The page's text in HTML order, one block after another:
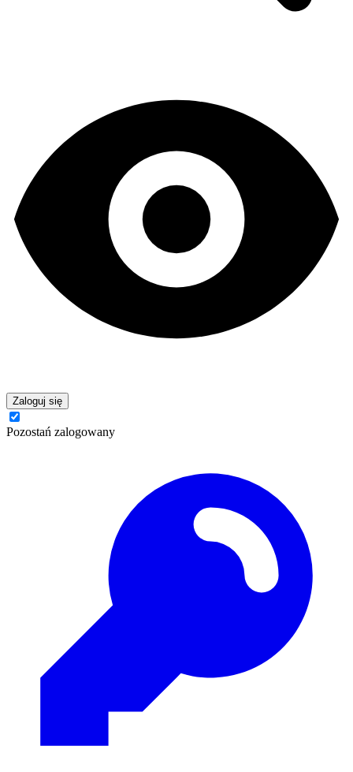
Zaloguj się
Pozostań zalogowany